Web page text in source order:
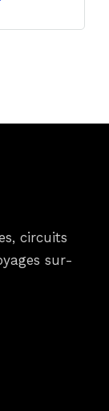
circuits
sur-